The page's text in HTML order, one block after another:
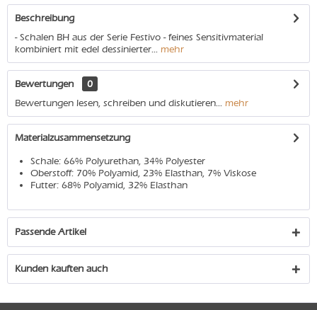
Beschreibung
- Schalen BH aus der Serie Festivo - feines Sensitivmaterial
kombiniert mit edel dessinierter... mehr
Bewertungen
0
Bewertungen lesen, schreiben und diskutieren... mehr
Materialzusammensetzung
Schale: 66% Polyurethan, 34% Polyester
Oberstoff: 70% Polyamid, 23% Elasthan, 7% Viskose
Futter: 68% Polyamid, 32% Elasthan
Passende Artikel
Kunden kauften auch